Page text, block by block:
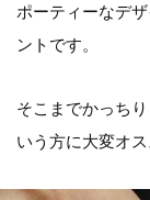
ポーティーなデ
ントです。
そこまでかっち
いう方に大変オス